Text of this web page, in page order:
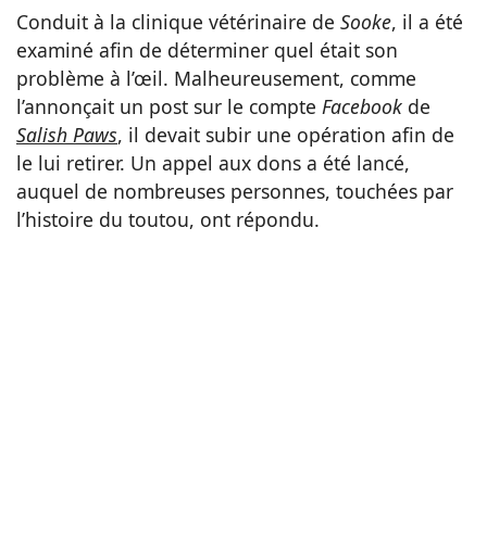
Conduit à la clinique vétérinaire de Sooke, il a été
examiné afin de déterminer quel était son
problème à l’œil. Malheureusement, comme
l’annonçait un post sur le compte Facebook de
Salish Paws, il devait subir une opération afin de
le lui retirer. Un appel aux dons a été lancé,
auquel de nombreuses personnes, touchées par
l’histoire du toutou, ont répondu.